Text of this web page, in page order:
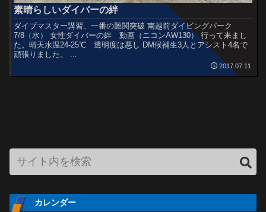
素晴らしいダイバーの絆
ダイブマスター講習、一番の難関突破 南越前ダイビングパーク
7/8（水） 女性ダイバーの絆 動画（ニコンAW130） 行って来まし
た。晴天水温24-25℃ 透明度は悪し DM候補生3人とアシスト4名で
頑張りました。 ...
2017.07.11
カレンダー